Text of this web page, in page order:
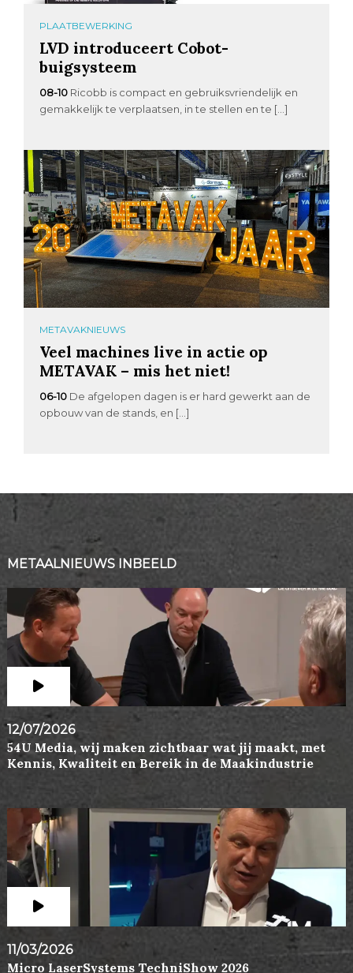
PLAATBEWERKING
LVD introduceert Cobot-
buigsysteem
08-10 Ricobb is compact en gebruiksvriendelijk en
gemakkelijk te verplaatsen, in te stellen en te […]
METAVAKNIEUWS
Veel machines live in actie op
METAVAK – mis het niet!
06-10 De afgelopen dagen is er hard gewerkt aan de
opbouw van de stands, en […]
METAALNIEUWS INBEELD
12/07/2026
54U Media, wij maken zichtbaar wat jij maakt, met
Kennis, Kwaliteit en Bereik in de Maakindustrie
11/03/2026
Micro LaserSystems TechniShow 2026